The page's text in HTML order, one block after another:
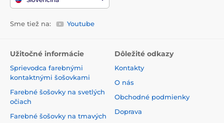
Sme tiež na: Youtube
Užitočné informácie
Sprievodca farebnými
kontaktnými šošovkami
Farebné šošovky na svetlých
očiach
Farebné šošovky na tmavých
Dôležité odkazy
Kontakty
O nás
Obchodné podmienky
Doprava